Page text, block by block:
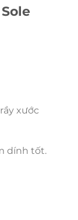
xước
dính tốt.